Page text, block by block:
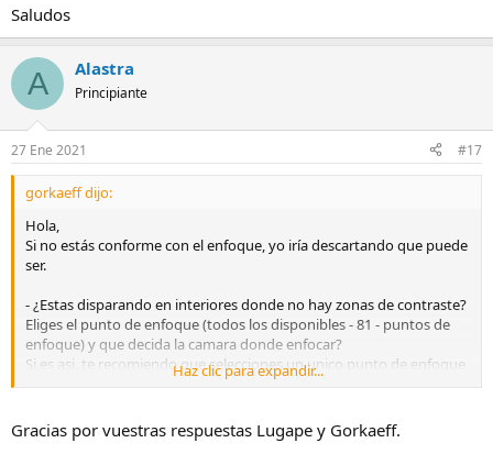
Saludos
A Alastra
Principiante
27 Ene 2021 #17
gorkaeff dijo:
Hola,
Si no estás conforme con el enfoque, yo iría descartando que puede
ser.
- ¿Estas disparando en interiores donde no hay zonas de contraste?
Eliges el punto de enfoque (todos los disponibles - 81 - puntos de
enfoque) y que decida la camara donde enfocar?
Si es asi, te recomiendo que selecciones un unico punto de enfoque
central y hagas pruebas a ver si asi mejora.
ahora los puntos de enfoque y ver si mejora con una imagen más
contrastada, donde la cámara sabrá mejor donde enfocar.
Haz clic para expandir...
Gracias por vuestras respuestas Lugape y Gorkaeff.